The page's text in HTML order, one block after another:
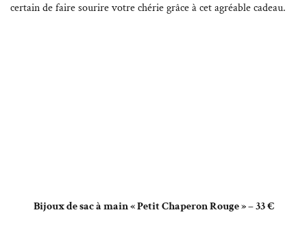
certain de faire sourire votre chérie grâce à cet agréable cadeau.
Bijoux de sac à main « Petit Chaperon Rouge » – 33 €